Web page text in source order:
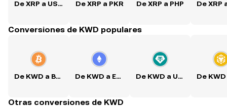
De XRP a USD De XRP a PKR De XRP a PHP De XRP
Conversiones de KWD populares
De KWD a BTC De KWD a ETH De KWD a USDT
Otras conversiones de KWD